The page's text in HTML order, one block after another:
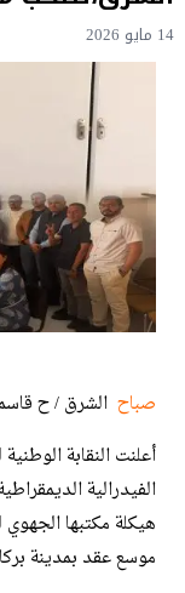
14 مايو 2026
صباحالشرق / ح
أعلنت النقابة
هيكلة مكتبها
موسع عقد بمدينة